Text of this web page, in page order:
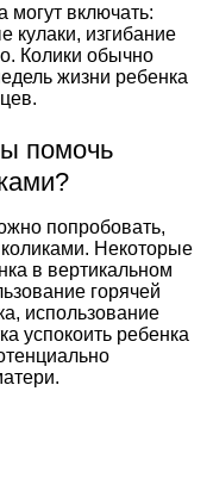
могут включать:
кулаки, изгибание
Колики обычно
жизни ребенка
помочь
попробовать,
Некоторые
в вертикальном
горячей
использование
успокоить ребенка